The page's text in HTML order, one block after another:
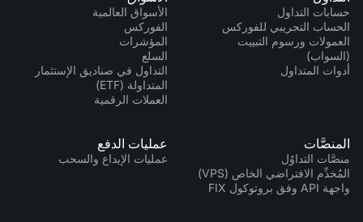
حسابات التداول
الحساب التجريبي للفوركس
العمولات ورسوم التبييت
(السواب)
أدوات المتداول
الأسواق العالمية
الفوركس
المؤشرات
السلع
التداول في صناديق الإستثمار
المتداولة (ETF)
العملات الرقمية
المنصَّات
منصَّات التداوُل
المُخدِّم الافتراضي الخاص (VPS)
واجهة API وفق بروتوكول FIX
عمليات الدفع
عمليات الإيداع والسحب